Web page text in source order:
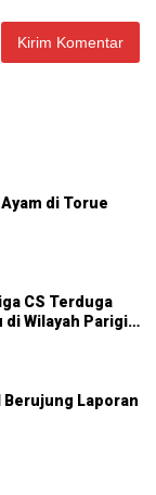
di Torue
CS Terduga
Wilayah Parigi
Laporan